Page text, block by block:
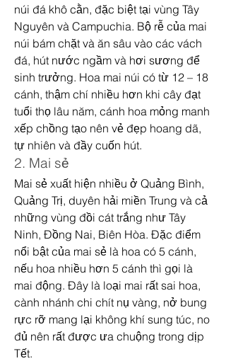
núi đá khô cằn, đặc biệt tại vùng Tây
Nguyên và Campuchia. Bộ rễ của mai
núi bám chặt và ăn sâu vào các vách
đá, hút nước ngầm và hơi sương để
sinh trưởng. Hoa mai núi có từ 12 – 18
cánh, thậm chí nhiều hơn khi cây đạt
tuổi thọ lâu năm, cánh hoa mỏng manh
xếp chồng tạo nên vẻ đẹp hoang dã,
tự nhiên và đầy cuốn hút.
2. Mai sẻ
Mai sẻ xuất hiện nhiều ở Quảng Bình,
Quảng Trị, duyên hải miền Trung và cả
những vùng đồi cát trắng như Tây
Ninh, Đồng Nai, Biên Hòa. Đặc điểm
nổi bật của mai sẻ là hoa có 5 cánh,
nếu hoa nhiều hơn 5 cánh thì gọi là
mai động. Đây là loại mai rất sai hoa,
cành nhánh chi chít nụ vàng, nở bung
rực rỡ mang lại không khí sung túc, no
đủ nên rất được ưa chuộng trong dịp
Tết.